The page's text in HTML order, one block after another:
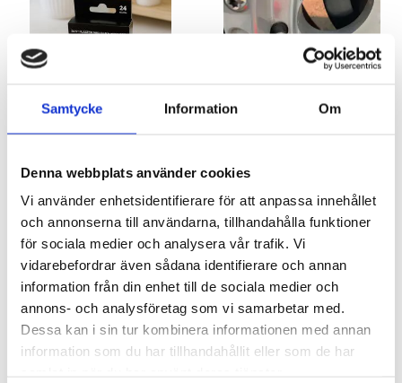
Samtycke Information Om
Denna webbplats använder cookies
Vi använder enhetsidentifierare för att anpassa innehållet
och annonserna till användarna, tillhandahålla funktioner
för sociala medier och analysera vår trafik. Vi
vidarebefordrar även sådana identifierare och annan
information från din enhet till de sociala medier och
annons- och analysföretag som vi samarbetar med.
Dessa kan i sin tur kombinera informationen med annan
information som du har tillhandahållit eller som de har
29 kr
KÖP
20 kr
KÖP